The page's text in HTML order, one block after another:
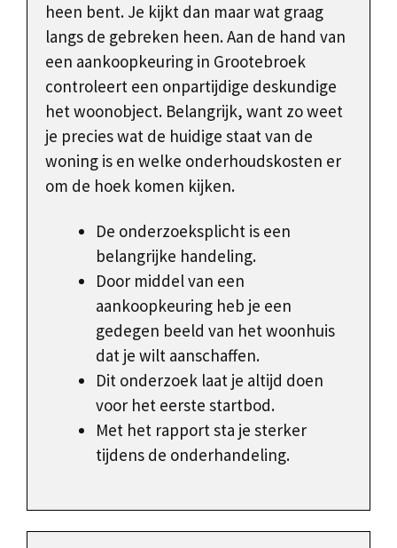
heen bent. Je kijkt dan maar wat graag
langs de gebreken heen. Aan de hand van
een aankoopkeuring in Grootebroek
controleert een onpartijdige deskundige
het woonobject. Belangrijk, want zo weet
je precies wat de huidige staat van de
woning is en welke onderhoudskosten er
om de hoek komen kijken.
De onderzoeksplicht is een
belangrijke handeling.
Door middel van een
aankoopkeuring heb je een
gedegen beeld van het woonhuis
dat je wilt aanschaffen.
Dit onderzoek laat je altijd doen
voor het eerste startbod.
Met het rapport sta je sterker
tijdens de onderhandeling.